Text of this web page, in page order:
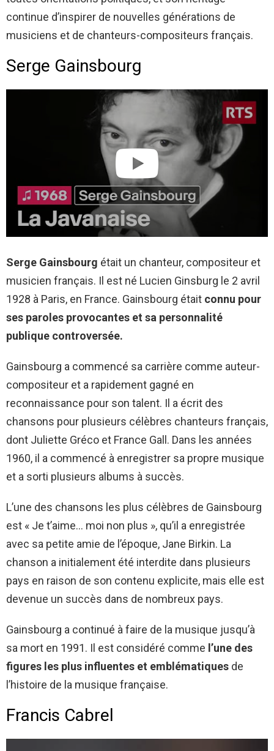
continue d’inspirer de nouvelles générations de
musiciens et de chanteurs-compositeurs français.
Serge Gainsbourg
Serge Gainsbourg était un chanteur, compositeur et
musicien français. Il est né Lucien Ginsburg le 2 avril
1928 à Paris, en France. Gainsbourg était connu pour
ses paroles provocantes et sa personnalité
publique controversée.
Gainsbourg a commencé sa carrière comme auteur-
compositeur et a rapidement gagné en
reconnaissance pour son talent. Il a écrit des
chansons pour plusieurs célèbres chanteurs français,
dont Juliette Gréco et France Gall. Dans les années
1960, il a commencé à enregistrer sa propre musique
et a sorti plusieurs albums à succès.
L’une des chansons les plus célèbres de Gainsbourg
est « Je t’aime… moi non plus », qu’il a enregistrée
avec sa petite amie de l’époque, Jane Birkin. La
chanson a initialement été interdite dans plusieurs
pays en raison de son contenu explicite, mais elle est
devenue un succès dans de nombreux pays.
Gainsbourg a continué à faire de la musique jusqu’à
sa mort en 1991. Il est considéré comme l’une des
figures les plus influentes et emblématiques de
l’histoire de la musique française.
Francis Cabrel